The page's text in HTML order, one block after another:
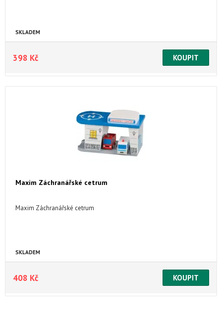
SKLADEM
398 Kč
Maxim Záchranářské cetrum
Maxim Záchranářské cetrum
SKLADEM
408 Kč